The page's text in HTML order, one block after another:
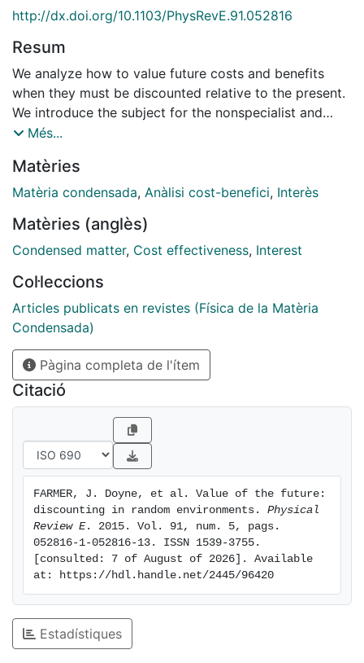
http://dx.doi.org/10.1103/PhysRevE.91.052816
Resum
We analyze how to value future costs and benefits
when they must be discounted relative to the present.
We introduce the subject for the nonspecialist and
take into account the randomness of the economic
widely used processes for the dynamics of interest
rates: Ornstein- Uhlenbeck, Feller, and log-normal.
function and simple asymptotic approximations, we
show that historical average interest rates
effect can be large. In other words, long-run discount
rates should be substantially less than the average
rate observed in the past, otherwise any cost-benefit
calculation would be biased in favor of the present
and against interventions that may protect the future.
Més...
Matèries
Matèria condensada, Anàlisi cost-benefici, Interès
Matèries (anglès)
Condensed matter, Cost effectiveness, Interest
Col·leccions
Articles publicats en revistes (Física de la Matèria
Condensada)
Pàgina completa de l'ítem
Citació
FARMER, J. Doyne, et al. Value of the future:
discounting in random environments. Physical
Review E. 2015. Vol. 91, num. 5, pags.
052816-1-052816-13. ISSN 1539-3755.
[consulted: 7 of August of 2026]. Available
at: https://hdl.handle.net/2445/96420
Estadístiques